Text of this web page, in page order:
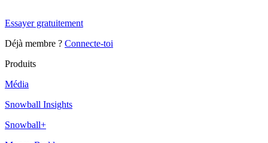
Essayer gratuitement
Déjà membre ? Connecte-toi
Produits
Média
Snowball Insights
Snowball+